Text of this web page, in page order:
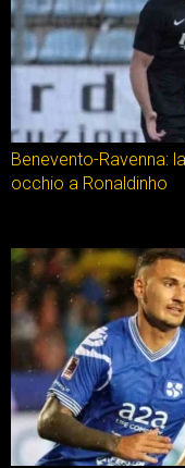
Benevento-Ravenna:
occhio a Ronaldinho